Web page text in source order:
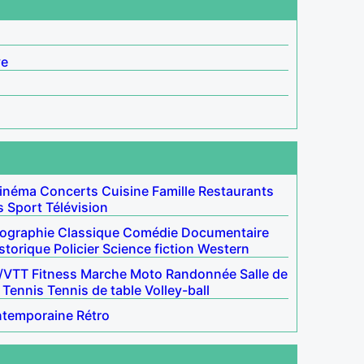
Concerts Cuisine Famille Restaurants
Sport Télévision
Classique Comédie Documentaire
Policier Science fiction Western
Fitness Marche Moto Randonnée Salle de
Tennis Tennis de table Volley-ball
Rétro